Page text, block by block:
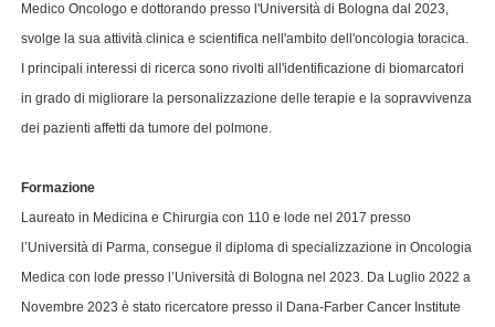
Medico Oncologo e dottorando presso l'Università di Bologna dal 2023,
svolge la sua attività clinica e scientifica nell'ambito dell'oncologia toracica.
I principali interessi di ricerca sono rivolti all'identificazione di biomarcatori
in grado di migliorare la personalizzazione delle terapie e la sopravvivenza
dei pazienti affetti da tumore del polmone.
Formazione
Laureato in Medicina e Chirurgia con 110 e lode nel 2017 presso
l’Università di Parma, consegue il diploma di specializzazione in Oncologia
Medica con lode presso l’Università di Bologna nel 2023. Da Luglio 2022 a
Novembre 2023 è stato ricercatore presso il Dana-Farber Cancer Institute